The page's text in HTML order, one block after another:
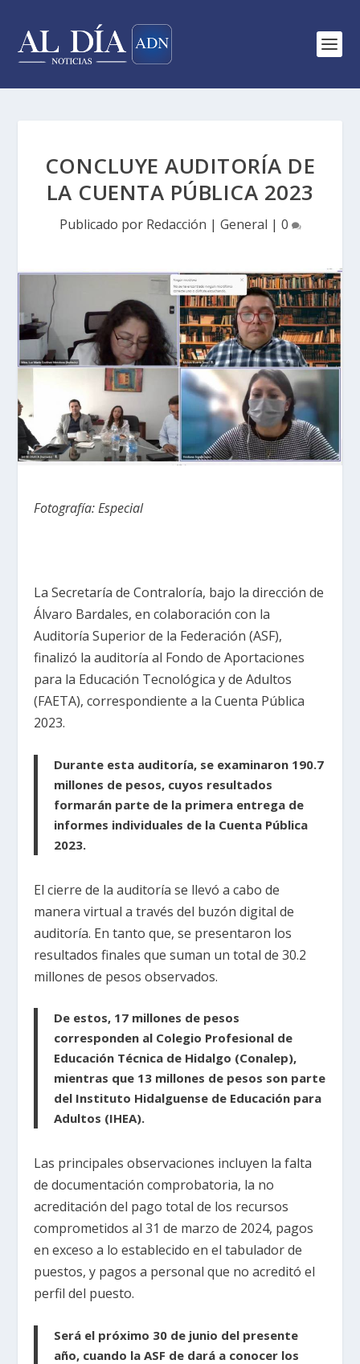
CONCLUYE AUDITORÍA DE
LA CUENTA PÚBLICA 2023
Publicado por Redacción | General | 0
Fotografía: Especial
La Secretaría de Contraloría, bajo la dirección de
Álvaro Bardales, en colaboración con la
Auditoría Superior de la Federación (ASF),
finalizó la auditoría al Fondo de Aportaciones
para la Educación Tecnológica y de Adultos
(FAETA), correspondiente a la Cuenta Pública
2023.
Durante esta auditoría, se examinaron 190.7
millones de pesos, cuyos resultados
formarán parte de la primera entrega de
informes individuales de la Cuenta Pública
2023.
El cierre de la auditoría se llevó a cabo de
manera virtual a través del buzón digital de
auditoría. En tanto que, se presentaron los
resultados finales que suman un total de 30.2
millones de pesos observados.
De estos, 17 millones de pesos
corresponden al Colegio Profesional de
Educación Técnica de Hidalgo (Conalep),
mientras que 13 millones de pesos son parte
del Instituto Hidalguense de Educación para
Adultos (IHEA).
Las principales observaciones incluyen la falta
de documentación comprobatoria, la no
acreditación del pago total de los recursos
comprometidos al 31 de marzo de 2024, pagos
en exceso a lo establecido en el tabulador de
puestos, y pagos a personal que no acreditó el
perfil del puesto.
Será el próximo 30 de junio del presente
año, cuando la ASF de dará a conocer los